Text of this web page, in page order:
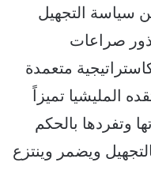
سياسة التجهيل
بذور صراعات
متعمدة
المليشيا تميزاً
وتفردها بالحكم
ويضمر وينتزع